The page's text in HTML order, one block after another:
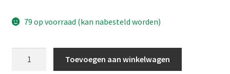
79 op voorraad (kan nabesteld worden)
Toevoegen aan winkelwagen